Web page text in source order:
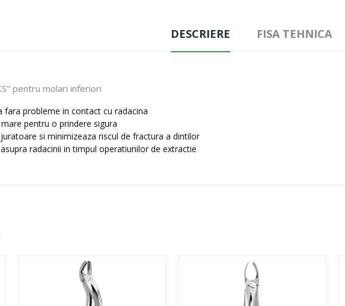
DESCRIERE FISA TEHNICA
pentru molari inferiori
fara probleme in contact cu radacina
pentru o prindere sigura
si minimizeaza riscul de fractura a dintilor
radacinii in timpul operatiunilor de extractie